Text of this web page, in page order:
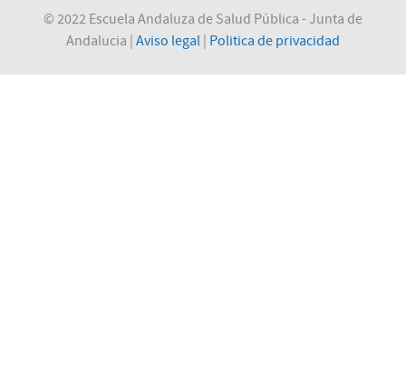
© 2022 Escuela Andaluza de Salud Pública - Junta de
Andalucia | Aviso legal Politica de privacidad